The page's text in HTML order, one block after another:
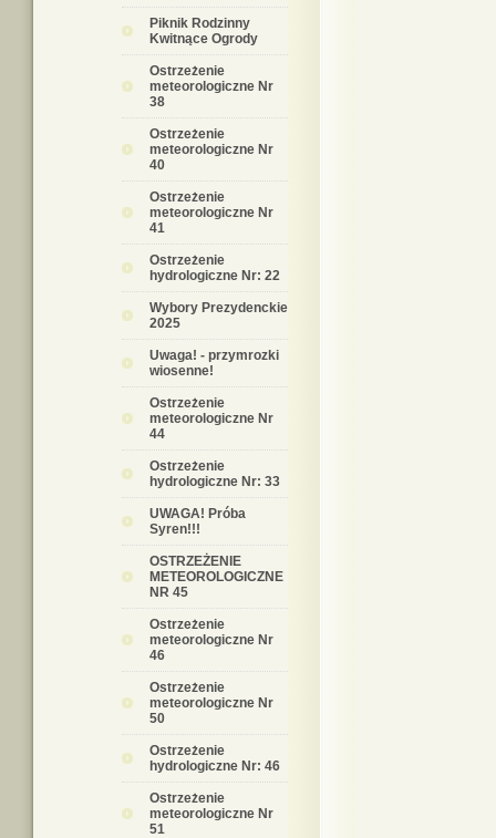
Piknik Rodzinny
Kwitnące Ogrody
Ostrzeżenie
meteorologiczne Nr
38
Ostrzeżenie
meteorologiczne Nr
40
Ostrzeżenie
meteorologiczne Nr
41
Ostrzeżenie
hydrologiczne Nr: 22
Wybory Prezydenckie
2025
Uwaga! - przymrozki
wiosenne!
Ostrzeżenie
meteorologiczne Nr
44
Ostrzeżenie
hydrologiczne Nr: 33
UWAGA! Próba
Syren!!!
OSTRZEŻENIE
METEOROLOGICZNE
NR 45
Ostrzeżenie
meteorologiczne Nr
46
Ostrzeżenie
meteorologiczne Nr
50
Ostrzeżenie
hydrologiczne Nr: 46
Ostrzeżenie
meteorologiczne Nr
51